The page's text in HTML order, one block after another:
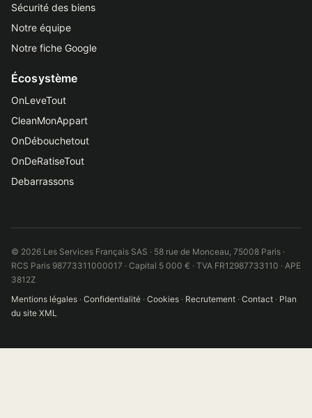
Sécurité des biens
Notre équipe
Notre fiche Google
Écosystème
OnLeveTout
CleanMonAppart
OnDébouchetout
OnDeRatiseTout
Debarrassons
© 2026 Les Services Français SAS · 58 rue de Monceau, 75008 Paris ·
RCS Paris 98773311000017 · Capital 5 000 € · TVA FR12987733110 · APE
3812Z
Mentions légales · Confidentialité · Cookies · Recrutement · Contact · Plan
du site XML